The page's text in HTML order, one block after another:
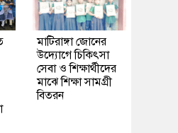
মাটিরাঙ্গা জোনের
উদ্যোগে চিকিৎসা
সেবা ও শিক্ষার্থীদের
মাঝে শিক্ষা সামগ্রী
বিতরন